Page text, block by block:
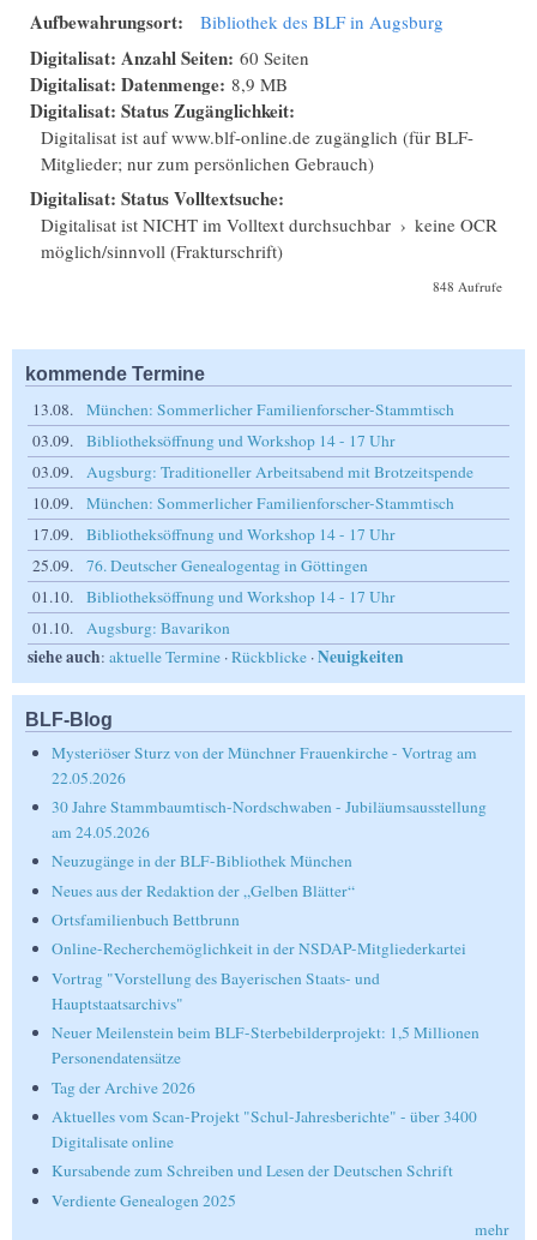
Aufbewahrungsort: Bibliothek des BLF in Augsburg
Digitalisat: Anzahl Seiten: 60 Seiten
Digitalisat: Datenmenge: 8,9 MB
Digitalisat: Status Zugänglichkeit:
Digitalisat ist auf www.blf-online.de zugänglich (für BLF-
Mitglieder; nur zum persönlichen Gebrauch)
Digitalisat: Status Volltextsuche:
Digitalisat ist NICHT im Volltext durchsuchbar › keine OCR
möglich/sinnvoll (Frakturschrift)
848 Aufrufe
kommende Termine
13.08.
München: Sommerlicher Familienforscher-Stammtisch
03.09.
Bibliotheksöffnung und Workshop 14 - 17 Uhr
03.09.
Augsburg: Traditioneller Arbeitsabend mit Brotzeitspende
10.09.
München: Sommerlicher Familienforscher-Stammtisch
17.09.
Bibliotheksöffnung und Workshop 14 - 17 Uhr
25.09.
76. Deutscher Genealogentag in Göttingen
01.10.
Bibliotheksöffnung und Workshop 14 - 17 Uhr
01.10.
Augsburg: Bavarikon
siehe auch: aktuelle Termine ·Rückblicke ·Neuigkeiten
BLF-Blog
Mysteriöser Sturz von der Münchner Frauenkirche - Vortrag am
22.05.2026
30 Jahre Stammbaumtisch-Nordschwaben - Jubiläumsausstellung
am 24.05.2026
Neuzugänge in der BLF-Bibliothek München
Neues aus der Redaktion der „Gelben Blätter“
Ortsfamilienbuch Bettbrunn
Online-Recherchemöglichkeit in der NSDAP-Mitgliederkartei
Vortrag "Vorstellung des Bayerischen Staats- und
Hauptstaatsarchivs"
Neuer Meilenstein beim BLF-Sterbebilderprojekt: 1,5 Millionen
Personendatensätze
Tag der Archive 2026
Aktuelles vom Scan-Projekt "Schul-Jahresberichte" - über 3400
Digitalisate online
Kursabende zum Schreiben und Lesen der Deutschen Schrift
Verdiente Genealogen 2025
mehr